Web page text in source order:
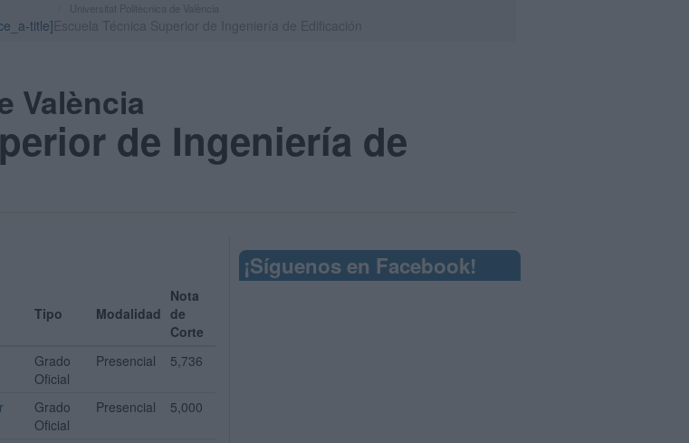
title]
València
de Ingeniería de
Tipo Modalidad
Nota
de
Corte
Grado
Oficial
Presencial 5,736
Grado
Oficial
Presencial 5,000
¡Síguenos en Facebook!